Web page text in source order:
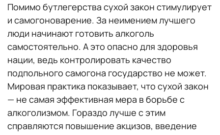
Помимо бутлегерства сухой закон стимулирует
и самогоноварение. За неимением лучшего
люди начинают готовить алкоголь
самостоятельно. А это опасно для здоровья
нации, ведь контролировать качество
подпольного самогона государство не может.
Мировая практика показывает, что сухой закон
— не самая эффективная мера в борьбе с
алкоголизмом. Гораздо лучше с этим
справляются повышение акцизов, введение